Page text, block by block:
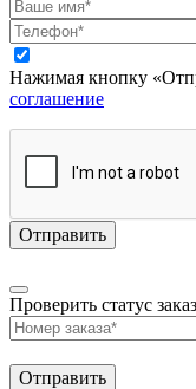
Нажимая кнопку
соглашение
Проверить статус